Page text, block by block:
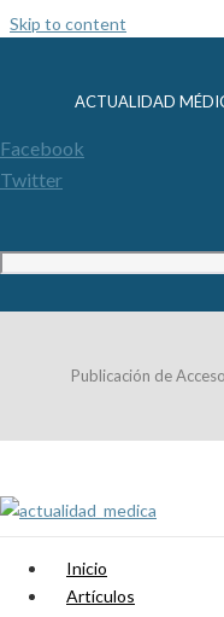
Skip to content
ACTUALIDAD
Facebook
Twitter
Publicación de
Inicio
Artículos